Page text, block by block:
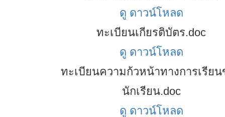
ดู ดาวน์โหลด
ทะเบียนเกียรติบัตร.doc
ดู ดาวน์โหลด
ทะเบียนความก้วหน้าทางการเรียน
นักเรียน.doc
ดู ดาวน์โหลด